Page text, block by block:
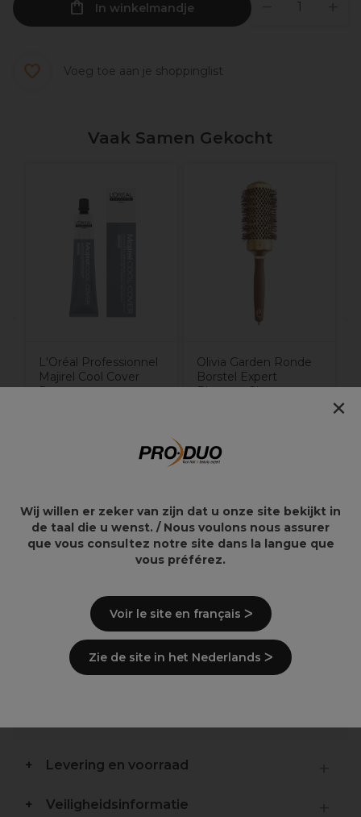
In winkelmandje
Voeg toe aan je shoppinglist
Vaak Samen Gekocht
L'Oréal Professionnel
Majirel Cool Cover
Permanent
Olivia Garden Ronde
Borstel Expert
Blowout Glans
34,59€
Overzicht
ontwarren en glans.
Omhelst de hoofdhuid
Zacht pijnloos ontwarren.
Sectiepluk
Gerecycled plastic
Levering en voorraad
Veiligheidsinformatie
Wij willen er zeker van zijn dat u onze site bekijkt in
de taal die u wenst. / Nous voulons nous assurer
que vous consultez notre site dans la langue que
vous préférez.
Voir le site en français ᐳ
Zie de site in het Nederlands ᐳ
×